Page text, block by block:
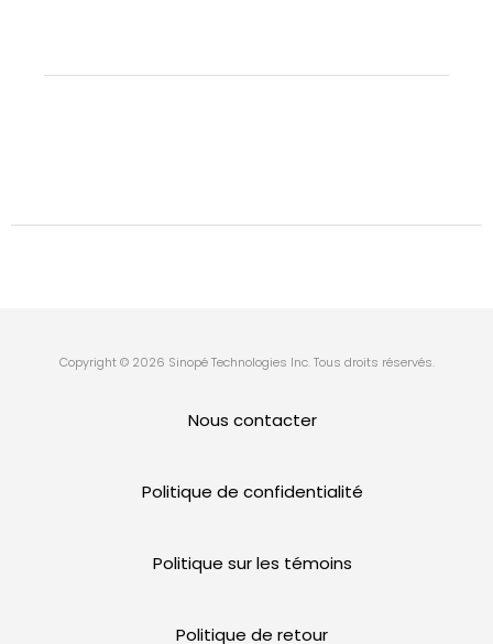
Copyright © 2026 Sinopé Technologies Inc. Tous droits réservés.
Nous contacter
Politique de confidentialité
Politique sur les témoins
Politique de retour